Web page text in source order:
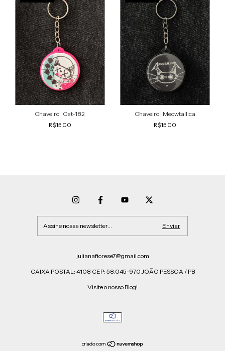
Chaveiro | Cat-182
R$15,00
Chaveiro | Meowtallica
R$15,00
julianafiorese7@gmail.com
CAIXA POSTAL: 4108 CEP: 58.045-970 JOÃO PESSOA / PB
Visite o nosso Blog!